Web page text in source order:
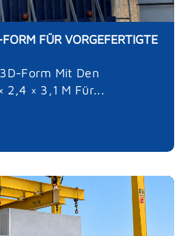
FÜR VORGEFERTIGTE
Form Mit Den
2,4 × 3,1 M Für...